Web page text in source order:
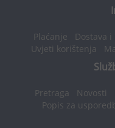
Plaćanje Dostava
Uvjeti korištenja
Pretraga Novosti
Popis za